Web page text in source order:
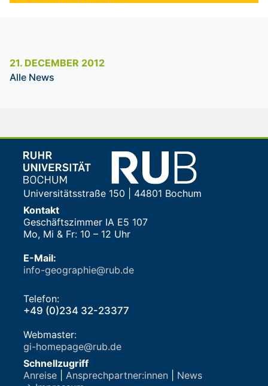
21. DECEMBER 2012
Alle News
Universitätsstraße 150 | 44801 Bochum
Kontakt
Geschäftszimmer IA E5 107
Mo, Mi & Fr: 10 – 12 Uhr
E-Mail:
info-geographie@rub.de
Telefon:
+49 (0)234 32-23377
Webmaster:
gi-homepage@rub.de
Schnellzugriff
Anreise
Ansprechpartner:innen
News